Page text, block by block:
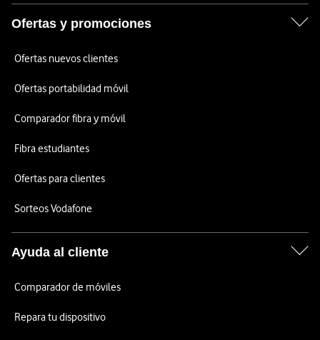
Ofertas y promociones
Ofertas nuevos clientes
Ofertas portabilidad móvil
Comparador fibra y móvil
Fibra estudiantes
Ofertas para clientes
Sorteos Vodafone
Ayuda al cliente
Comparador de móviles
Repara tu dispositivo